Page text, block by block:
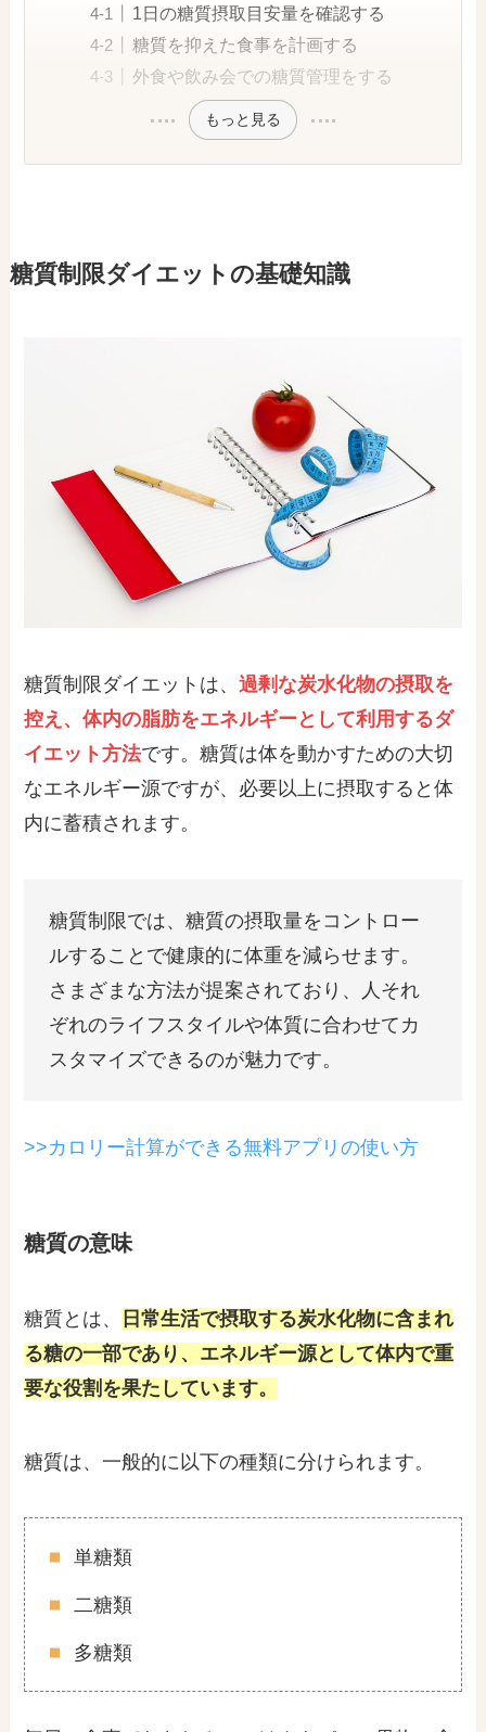
1日の糖質摂取目安量を確認する
糖質を抑えた食事を計画する
外食や飲み会での糖質管理をする
もっと見る
糖質制限ダイエットの基礎知識
糖質制限ダイエットは、過剰な炭水化物の摂取を
控え、体内の脂肪をエネルギーとして利用するダ
イエット方法です。糖質は体を動かすための大切
なエネルギー源ですが、必要以上に摂取すると体
内に蓄積されます。
糖質制限では、糖質の摂取量をコントロー
ルすることで健康的に体重を減らせます。
さまざまな方法が提案されており、人それ
ぞれのライフスタイルや体質に合わせてカ
スタマイズできるのが魅力です。
>>カロリー計算ができる無料アプリの使い方
糖質の意味
糖質とは、
日常生活で摂取する炭水化物に含まれ
る糖の一部であり、エネルギー源として体内で重
要な役割を果たしています。
糖質は、一般的に以下の種類に分けられます。
単糖類
二糖類
多糖類